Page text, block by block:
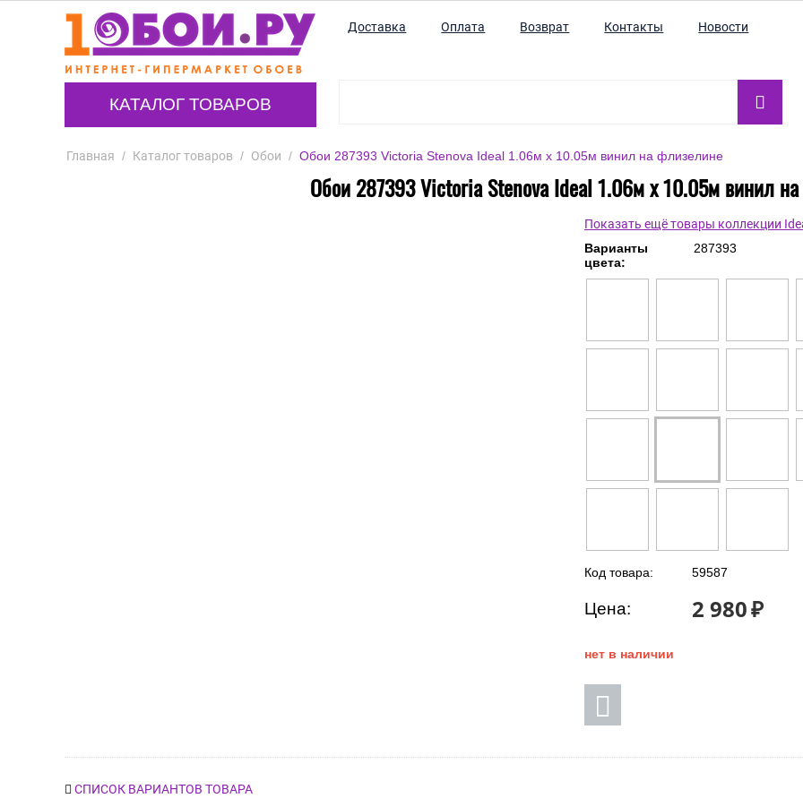
КАТАЛОГ ТОВАРОВ
Доставка Оплата Возврат Контакты Новости
Главная / Каталог товаров / Обои / Обои 287393 Victoria Stenova Ideal 1.06м x 10.05м винил на флизелине
Обои 287393 Victoria Stenova Ideal 1.06м x 10.05м винил
Показать ещё товары коллекции
Варианты
цвета:
287393
Код товара: 59587
Цена: 2 980₽
нет в наличии
СПИСОК ВАРИАНТОВ ТОВАРА